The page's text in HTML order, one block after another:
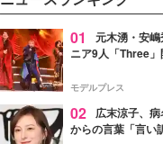
めて注目す
子。今回は
な髪を日常
ます。
01
元木湧・安
ニア9人「Three
進んで夢を掴みた
モデルプレス
02
広末涼子、
からの言葉「言い